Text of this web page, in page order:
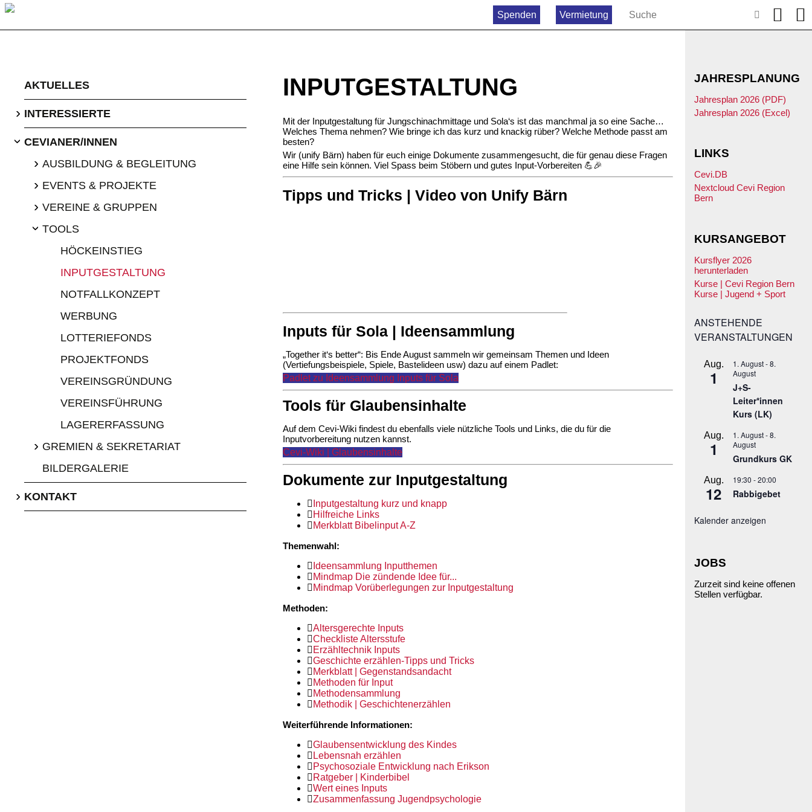
Spenden Vermietung
AKTUELLES
› INTERESSIERTE
›CEVIANER/INNEN
› AUSBILDUNG & BEGLEITUNG
› EVENTS & PROJEKTE
› VEREINE & GRUPPEN
›TOOLS
HÖCKEINSTIEG
INPUTGESTALTUNG
NOTFALLKONZEPT
WERBUNG
LOTTERIEFONDS
PROJEKTFONDS
VEREINSGRÜNDUNG
VEREINSFÜHRUNG
LAGERERFASSUNG
› GREMIEN & SEKRETARIAT
BILDERGALERIE
› KONTAKT
INPUTGESTALTUNG
Mit der Inputgestaltung für Jungschinachmittage und Sola‘s ist das manchmal ja so eine Sache…
Welches Thema nehmen? Wie bringe ich das kurz und knackig rüber? Welche Methode passt am
besten?
Wir (unify Bärn) haben für euch einige Dokumente zusammengesucht, die für genau diese Fragen
eine Hilfe sein können. Viel Spass beim Stöbern und gutes Input-Vorbereiten 💪🎉
Tipps und Tricks | Video von Unify Bärn
Inputs für Sola | Ideensammlung
„Together it‘s better“: Bis Ende August sammeln wir gemeinsam Themen und Ideen
(Vertiefungsbeispiele, Spiele, Bastelideen usw) dazu auf einem Padlet:
Padlet zu Ideensammlung Inputs für Sola
Tools für Glaubensinhalte
Auf dem Cevi-Wiki findest du ebenfalls viele nützliche Tools und Links, die du für die
Inputvorbereitung nutzen kannst.
Cevi-Wiki | Glaubensinhalte
Dokumente zur Inputgestaltung
Inputgestaltung kurz und knapp
Hilfreiche Links
Merkblatt Bibelinput A-Z
Themenwahl:
Ideensammlung Inputthemen
Mindmap Die zündende Idee für...
Mindmap Vorüberlegungen zur Inputgestaltung
Methoden:
Altersgerechte Inputs
Checkliste Altersstufe
Erzähltechnik Inputs
Geschichte erzählen-Tipps und Tricks
Merkblatt | Gegenstandsandacht
Methoden für Input
Methodensammlung
Methodik | Geschichtenerzählen
Weiterführende Informationen:
Glaubensentwicklung des Kindes
Lebensnah erzählen
Psychosoziale Entwicklung nach Erikson
Ratgeber | Kinderbibel
Wert eines Inputs
Zusammenfassung Jugendpsychologie
JAHRESPLANUNG
Jahresplan 2026 (PDF)
Jahresplan 2026 (Excel)
LINKS
Cevi.DB
Nextcloud Cevi Region
Bern
KURSANGEBOT
Kursflyer 2026
herunterladen
Kurse | Cevi Region Bern
Kurse | Jugend + Sport
ANSTEHENDE
VERANSTALTUNGEN
Aug.
1
1. August-8.
August
J+S-
Leiter*innen
Kurs (LK)
Aug.
1
1. August-8.
August
Grundkurs GK
Aug.
12
19:30 -20:00
Rabbigebet
Kalender anzeigen
JOBS
Zurzeit sind keine offenen
Stellen verfügbar.